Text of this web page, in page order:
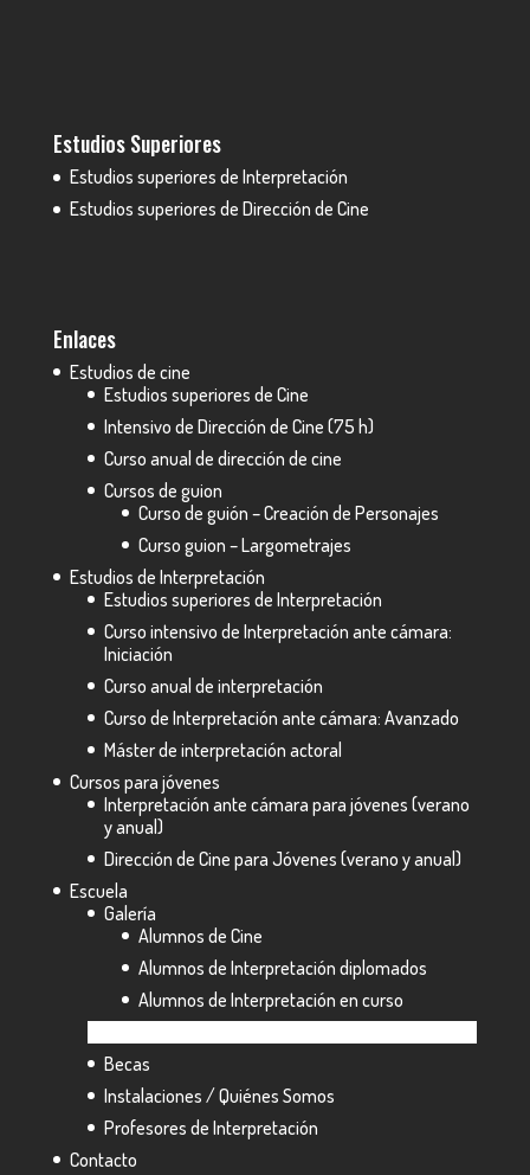
Estudios Superiores
Estudios superiores de Interpretación
Estudios superiores de Dirección de Cine
Enlaces
Estudios de cine
Estudios superiores de Cine
Intensivo de Dirección de Cine (75 h)
Curso anual de dirección de cine
Cursos de guion
Curso de guión – Creación de Personajes
Curso guion – Largometrajes
Estudios de Interpretación
Estudios superiores de Interpretación
Curso intensivo de Interpretación ante cámara:
Iniciación
Curso anual de interpretación
Curso de Interpretación ante cámara: Avanzado
Máster de interpretación actoral
Cursos para jóvenes
Interpretación ante cámara para jóvenes (verano
y anual)
Dirección de Cine para Jóvenes (verano y anual)
Escuela
Galería
Alumnos de Cine
Alumnos de Interpretación diplomados
Alumnos de Interpretación en curso
Becas
Instalaciones / Quiénes Somos
Profesores de Interpretación
Contacto